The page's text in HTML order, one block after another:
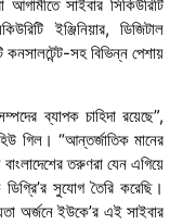
আগামীতে সাইবার সিকিউরিটি
ইঞ্জিনিয়ার, ডিজিটাল
সহ বিভিন্ন পেশায়
ব্যাপক চাহিদা রয়েছে”,
গিল। “আন্তর্জাতিক মানের
তরুণরা যেন এগিয়ে
সুযোগ তৈরি করেছি।
অর্জনে ইউকে’র এই সাইবার